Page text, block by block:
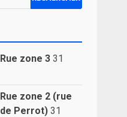
zone 3 31
zone 2 (rue
Perrot) 31